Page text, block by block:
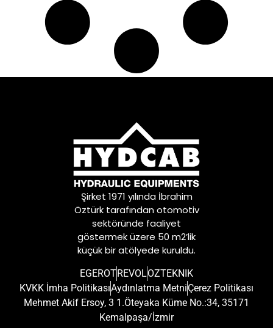
Şirket 1971 yılında İbrahim
Öztürk tarafından otomotiv
sektöründe faaliyet
göstermek üzere 50 m2’lik
küçük bir atölyede kuruldu.
EGEROTREVOLOZTEKNIK
KVKK İmha PolitikasıAydınlatma MetniÇerez Politikası
Mehmet Akif Ersoy, 3 1.Öteyaka Küme No.:34, 35171
Kemalpaşa/İzmir